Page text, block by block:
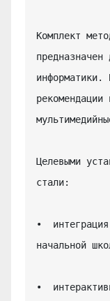
Комплект
информатики.
Целевыми
стали:
•
начальной
•